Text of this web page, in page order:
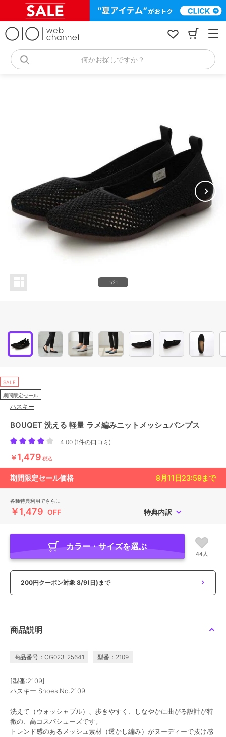
何かお探しですか？
1/21
SALE
期間限定セール
ハスキー
BOUQET 洗える 軽量 ラメ編みニットメッシュパンプス
4.00 (1件の口コミ )
￥1,479 税込
期間限定セール価格 8月11日23:59まで
各種特典利用でさらに
￥1,479 OFF 特典内訳
カラー・サイズを選ぶ
44人
200円クーポン対象 8/9(日)まで
商品説明
商品番号：CG023-25641 型番：2109
[型番:2109]
ハスキー Shoes.No.2109
洗えて（ウォッシャブル）、歩きやすく、しなやかに曲がる設計が特
徴の、高コスパシューズです。
トレンド感のあるメッシュ素材（透かし編み）がヌーディーで抜け感